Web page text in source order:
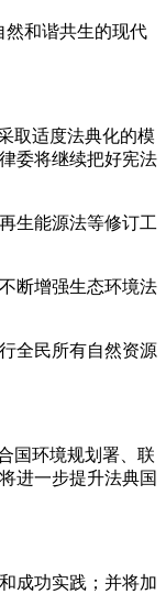
和谐共生的现代
取适度法典化的模
委将继续把好宪法
生能源法等修订工
断增强生态环境法
全民所有自然资源
国环境规划署、联
进一步提升法典国
成功实践；并将加